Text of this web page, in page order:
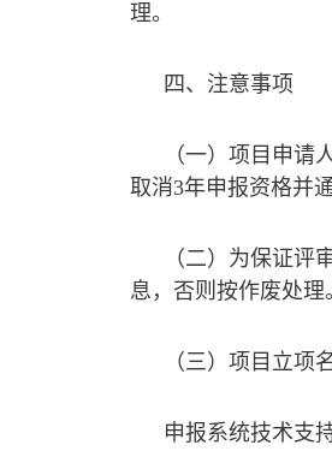
理。
四、注意事项
（一）项目申
取消3年申报资格并
（二）为保证评
息，否则按作废处理
（三）项目立项
申报系统技术支